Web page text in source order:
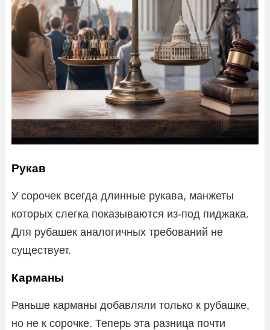
Рукав
У сорочек всегда длинные рукава, манжеты
которых слегка показываются из-под пиджака.
Для рубашек аналогичных требований не
существует.
Карманы
Раньше карманы добавляли только к рубашке,
но не к сорочке. Теперь эта разница почти